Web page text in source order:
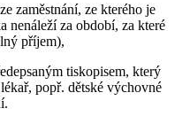
zaměstnání, ze kterého je
nenáleží za období, za které
příjem),
tiskopisem, který
popř. dětské výchovné